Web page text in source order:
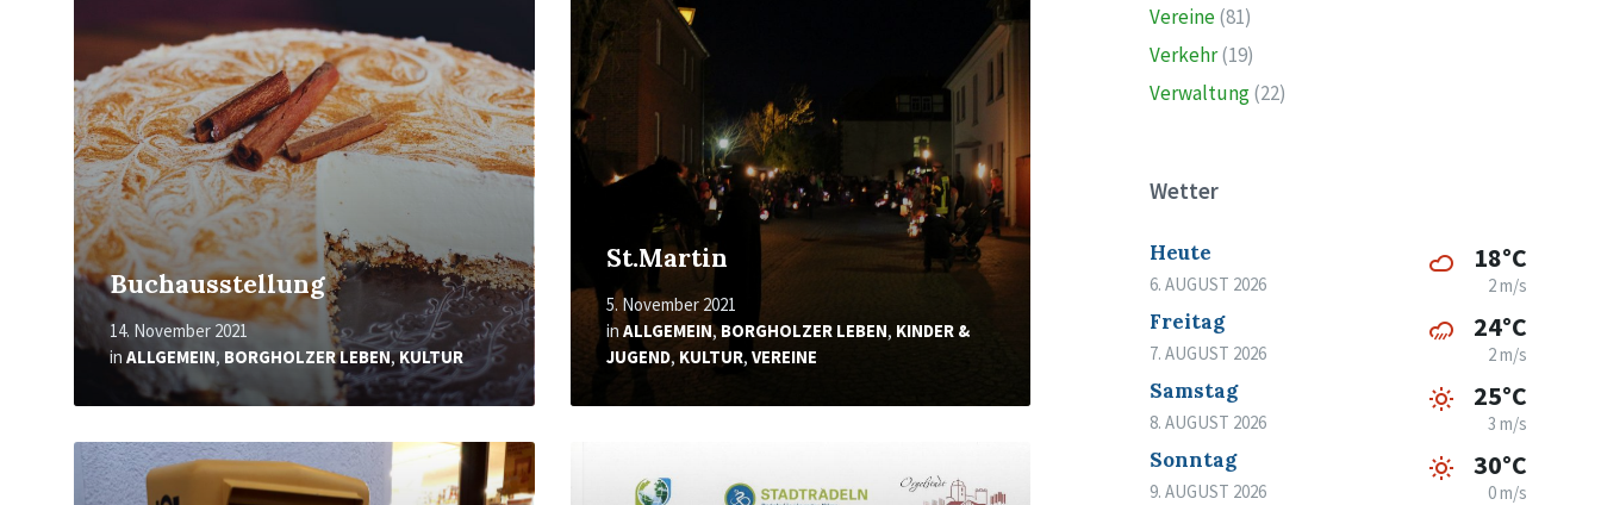
Buchausstellung
14. November 2021
in ALLGEMEIN, BORGHOLZER LEBEN,KULTUR
St.Martin
5. November 2021
in ALLGEMEIN,BORGHOLZER LEBEN, KINDER &
JUGEND, KULTUR, VEREINE
Mehr
erfahren
erfahren
Vereine(81)
Verkehr(19)
Verwaltung(22)
Wetter
Heute
6. AUGUST 2026
18°C
2 m/s
Freitag
7. AUGUST 2026
24°C
2 m/s
Samstag
8. AUGUST 2026
25°C
3 m/s
Sonntag
9. AUGUST 2026
30°C
0 m/s